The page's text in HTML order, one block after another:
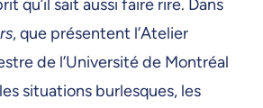
qu’il sait aussi faire rire. Dans
, que présentent l’Atelier
de l’Université de Montréal
situations burlesques, les